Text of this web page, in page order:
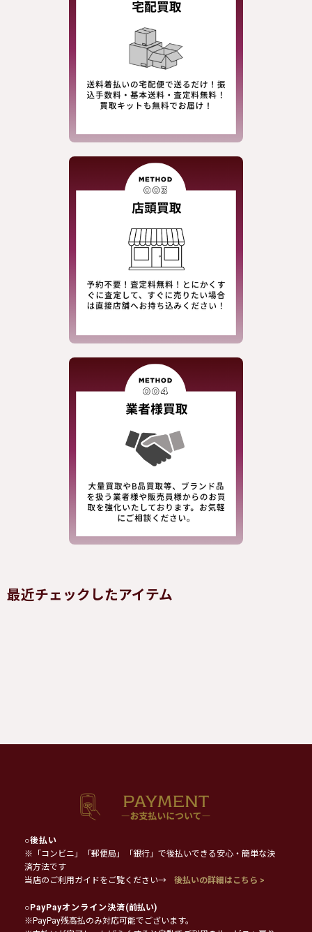
最近チェックしたアイテム
○後払い
※「コンビニ」「郵便局」「銀行」で後払いできる安心・簡単な決
済方法です
当店のご利用ガイドをご覧ください→
後払いの詳細はこちら >
○PayPayオンライン決済(前払い)
※PayPay残高払のみ対応可能でございます。